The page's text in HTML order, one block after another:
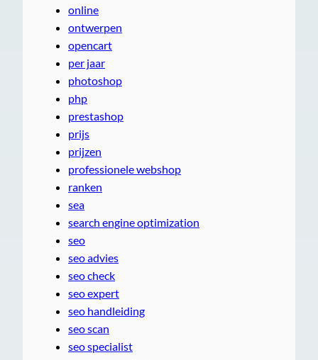
online
ontwerpen
opencart
per jaar
photoshop
php
prestashop
prijs
prijzen
professionele webshop
ranken
sea
search engine optimization
seo
seo advies
seo check
seo expert
seo handleiding
seo scan
seo specialist